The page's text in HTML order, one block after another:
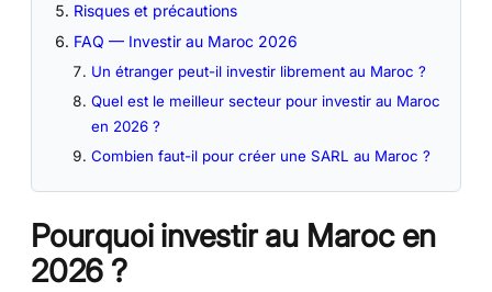
Risques et précautions
FAQ — Investir au Maroc 2026
Un étranger peut-il investir librement au Maroc ?
Quel est le meilleur secteur pour investir au Maroc
en 2026 ?
Combien faut-il pour créer une SARL au Maroc ?
Pourquoi investir au Maroc en
2026 ?